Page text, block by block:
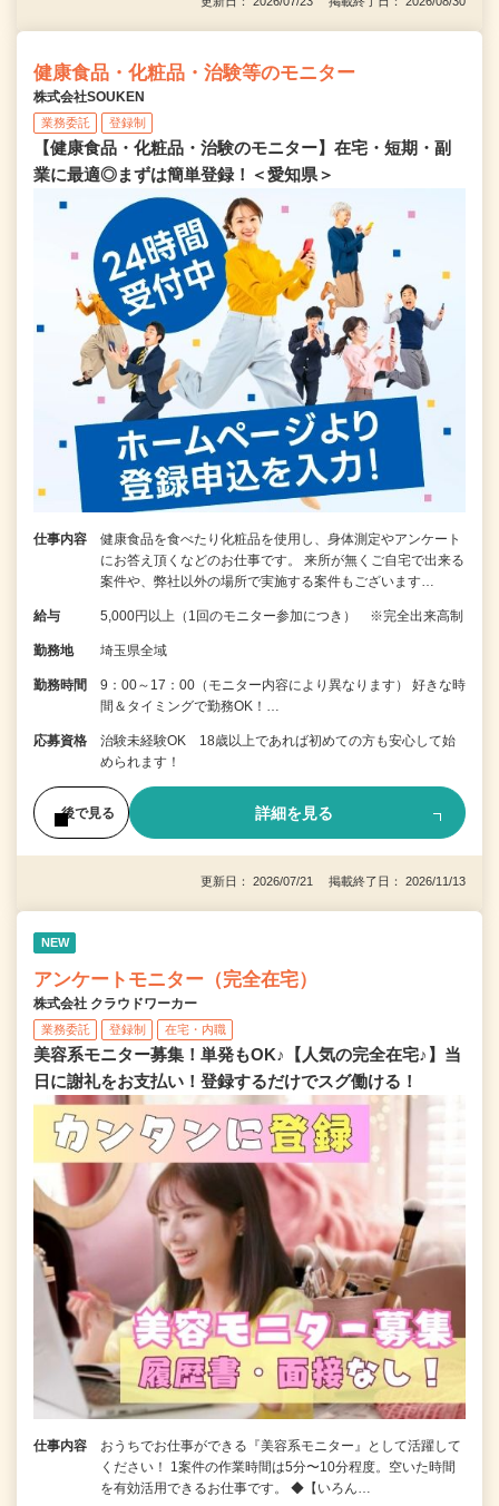
健康食品・化粧品・治験等のモニター
株式会社SOUKEN
業務委託 登録制
【健康食品・化粧品・治験のモニター】在宅・短期・副
業に最適◎まずは簡単登録！＜愛知県＞
仕事内容
健康食品を食べたり化粧品を使用し、身体測定やアンケート
にお答え頂くなどのお仕事です。 来所が無くご自宅で出来る
案件や、弊社以外の場所で実施する案件もございます…
給与 5,000円以上（1回のモニター参加につき） ※完全出来高制
勤務地 埼玉県全域
勤務時間
9：00～17：00（モニター内容により異なります） 好きな時
間＆タイミングで勤務OK！…
応募資格
治験未経験OK 18歳以上であれば初めての方も安心して始
められます！
後で見る 詳細を見る
更新日： 2026/07/21 掲載終了日： 2026/11/13
NEW
アンケートモニター（完全在宅）
株式会社 クラウドワーカー
業務委託 登録制 在宅・内職
美容系モニター募集！単発もOK♪【人気の完全在宅♪】当
日に謝礼をお支払い！登録するだけでスグ働ける！
仕事内容
おうちでお仕事ができる『美容系モニター』として活躍して
ください！ 1案件の作業時間は5分〜10分程度。空いた時間
を有効活用できるお仕事です。 ◆【いろん…